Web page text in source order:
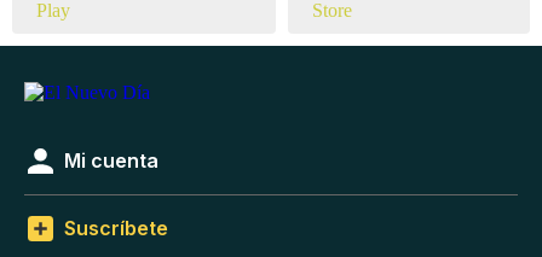
Mi cuenta
Suscríbete